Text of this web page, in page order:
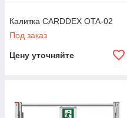
Калитка CARDDEX OTA-02
Под заказ
Цену уточняйте